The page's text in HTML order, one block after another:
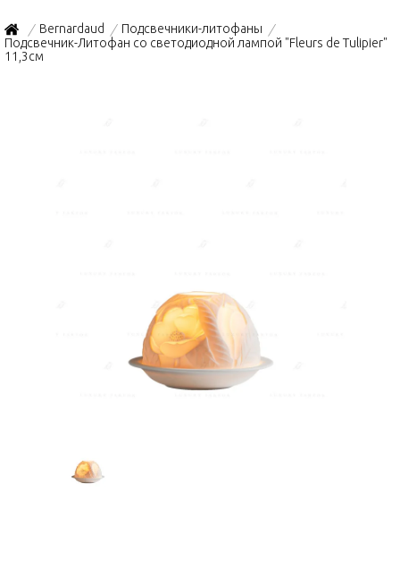
/ Bernardaud / Подсвечники-литофаны /
Подсвечник-Литофан со светодиодной лампой "Fleurs de Tulipier"
11,3см